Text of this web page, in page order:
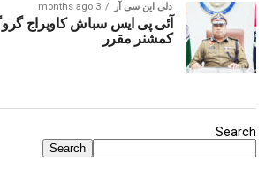
دلی این سی آر 3 months ago
آئی پی ایس سباش کاویراج
کمشنر مقرر
Search
Search